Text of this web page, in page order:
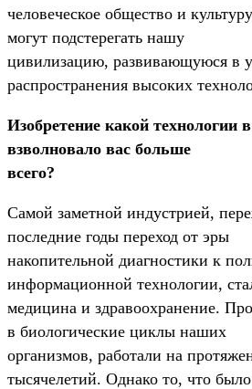
человеческое общество и
могут подстерегать нашу
цивилизацию, развивающуюся в
распространения высоких
Изобретение какой технологии
взволновало вас больше
всего?
Самой заметной индустрией,
последние годы переход от эры
накопительной диагностики к
информационной технологии,
медицина и здравоохранение.
в биологические циклы наших
организмов, работали на
тысячелетий. Однако то, что было